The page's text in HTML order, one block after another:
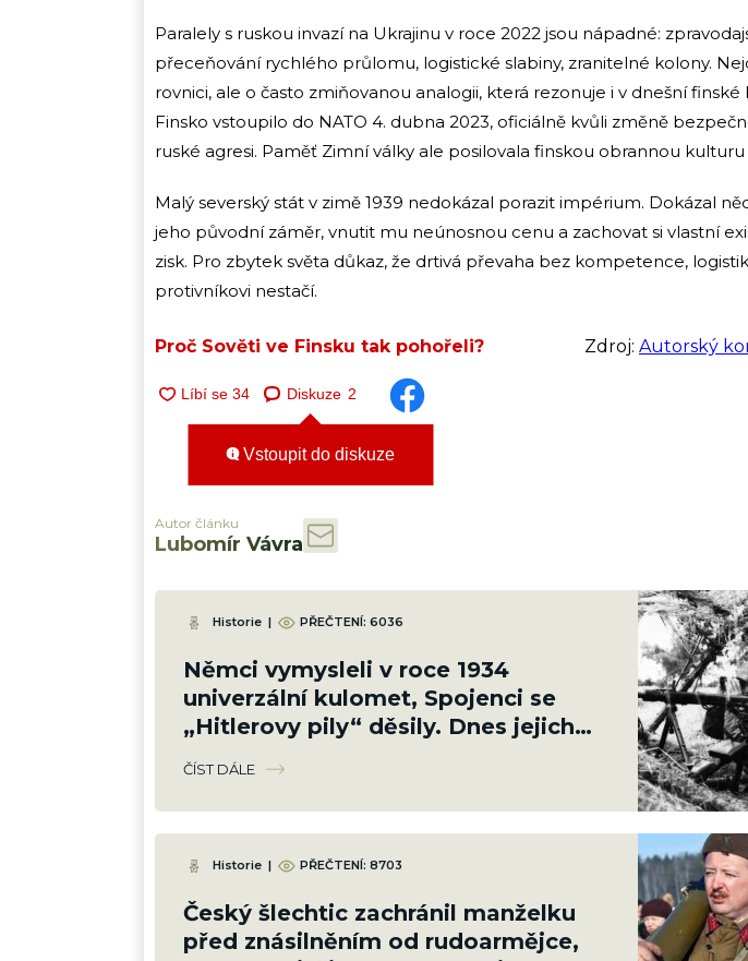
Paralely s ruskou invazí na Ukrajinu v roce 2022 jsou nápadné:
přeceňování rychlého průlomu, logistické slabiny, zranitelné kolony.
rovnici, ale o často zmiňovanou analogii, která rezonuje i v dnešní
Finsko vstoupilo do NATO 4. dubna 2023, oficiálně kvůli změně
ruské agresi. Paměť Zimní války ale posilovala finskou obrannou
Malý severský stát v zimě 1939 nedokázal porazit impérium. Dokázal
jeho původní záměr, vnutit mu neúnosnou cenu a zachovat si vlastní
zisk. Pro zbytek světa důkaz, že drtivá převaha bez kompetence,
protivníkovi nestačí.
Proč Sověti ve Finsku tak pohořeli? Zdroj: Autorský
Diskuze 2
Vstoupit do diskuze
Autor článku
Lubomír Vávra
Historie | PŘEČTENÍ: 6036
Němci vymysleli v roce 1934
univerzální kulomet, Spojenci se
„Hitlerovy pily“ děsily. Dnes jejich
koncept používá celý svět
ČÍST DÁLE
Historie | PŘEČTENÍ: 8703
Český šlechtic zachránil manželku
před znásilněním od rudoarmějce,